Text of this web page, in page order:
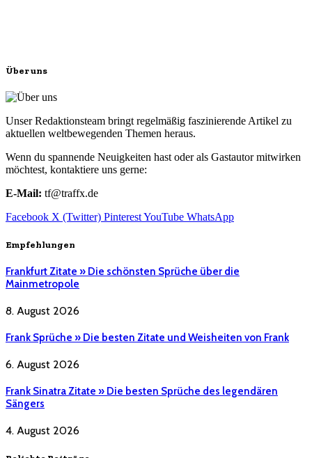
Über uns
Unser Redaktionsteam bringt regelmäßig faszinierende Artikel zu
aktuellen weltbewegenden Themen heraus.
Wenn du spannende Neuigkeiten hast oder als Gastautor mitwirken
möchtest, kontaktiere uns gerne:
E-Mail: tf@traffx.de
Facebook X (Twitter) PinterestYouTube WhatsApp
Empfehlungen
Frankfurt Zitate » Die schönsten Sprüche über die
Mainmetropole
8. August 2026
Frank Sprüche » Die besten Zitate und Weisheiten von Frank
6. August 2026
Frank Sinatra Zitate » Die besten Sprüche des legendären
Sängers
4. August 2026